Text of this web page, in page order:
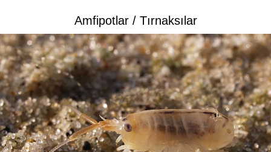
Amfipotlar / Tırnaksılar